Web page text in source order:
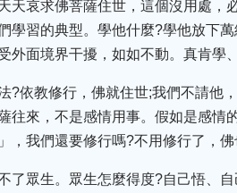
天哀求佛菩薩住世，這個沒用處
學習的典型。學他什麼?學他放下
外面境界干擾，如如不動。真肯學
?依教修行，佛就住世;我們不請他
往來，不是感情用事。假如是感
，我們還要修行嗎?不用修行了，佛
了眾生。眾生怎麼得度?自己悟、